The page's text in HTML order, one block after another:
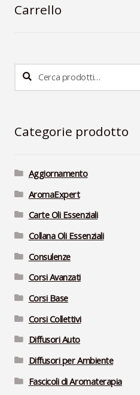
Carrello
Cerca:
Cerca
Categorie prodotto
Aggiornamento
AromaExpert
Carte Oli Essenziali
Collana Oli Essenziali
Consulenze
Corsi Avanzati
Corsi Base
Corsi Collettivi
Diffusori Auto
Diffusori per Ambiente
Fascicoli di Aromaterapia